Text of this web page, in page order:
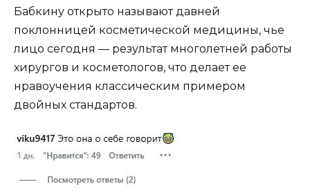
Бабкину открыто называют давней
поклонницей косметической медицины, чье
лицо сегодня — результат многолетней работы
хирургов и косметологов, что делает ее
нравоучения классическим примером
двойных стандартов.